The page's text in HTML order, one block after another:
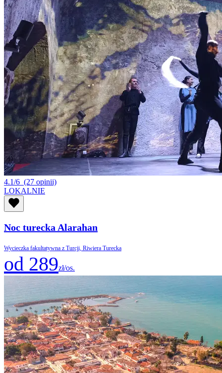
4.1/6 (27 opinii)
LOKALNIE
Noc turecka Alarahan
Wycieczka fakultatywna z Turcji, Riwiera Turecka
od 289zł/os.